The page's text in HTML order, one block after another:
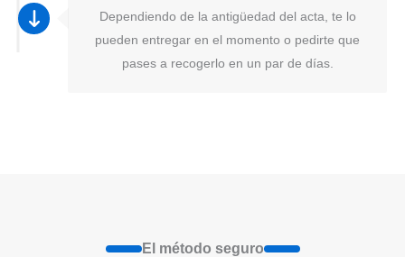
Dependiendo de la antigüedad del acta, te lo
pueden entregar en el momento o pedirte que
pases a recogerlo en un par de días.
El método seguro